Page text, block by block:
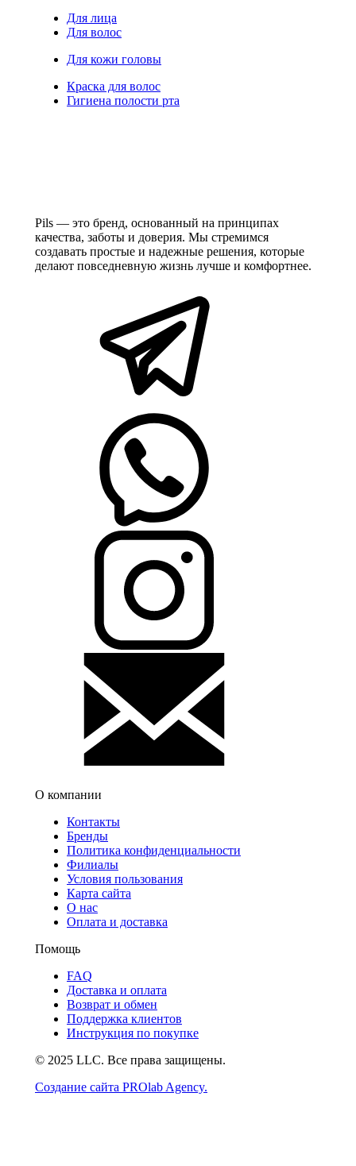
Для лица
Для волос
Для кожи головы
Краска для волос
Гигиена полости рта
Pils — это бренд, основанный на принципах
качества, заботы и доверия. Мы стремимся
создавать простые и надежные решения, которые
делают повседневную жизнь лучше и комфортнее.
О компании
Контакты
Бренды
Политика конфиденциальности
Филиалы
Условия пользования
Карта сайта
О нас
Оплата и доставка
Помощь
FAQ
Доставка и оплата
Возврат и обмен
Поддержка клиентов
Инструкция по покупке
© 2025 LLC. Все права защищены.
Создание сайта PROlab Agency.